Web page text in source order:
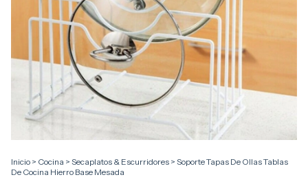
Inicio > Cocina > Secaplatos & Escurridores > Soporte Tapas De Ollas Tablas
De Cocina Hierro Base Mesada